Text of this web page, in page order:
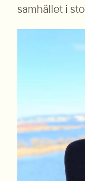
samhället i